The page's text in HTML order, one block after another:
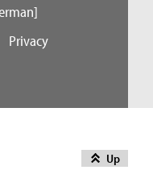
Up
Privacy